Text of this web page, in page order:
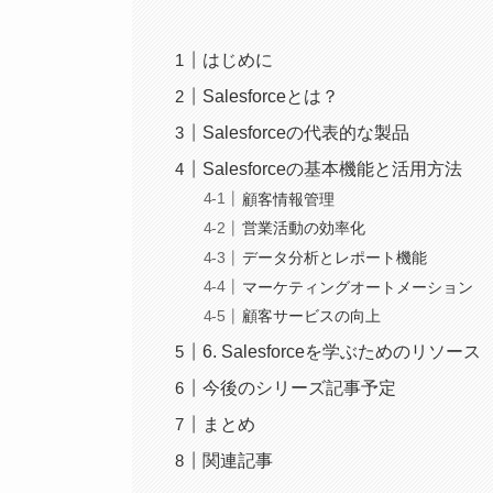
はじめに
Salesforceとは？
Salesforceの代表的な製品
Salesforceの基本機能と活用方法
顧客情報管理
営業活動の効率化
データ分析とレポート機能
マーケティングオートメーション
顧客サービスの向上
6. Salesforceを学ぶためのリソース
今後のシリーズ記事予定
まとめ
関連記事